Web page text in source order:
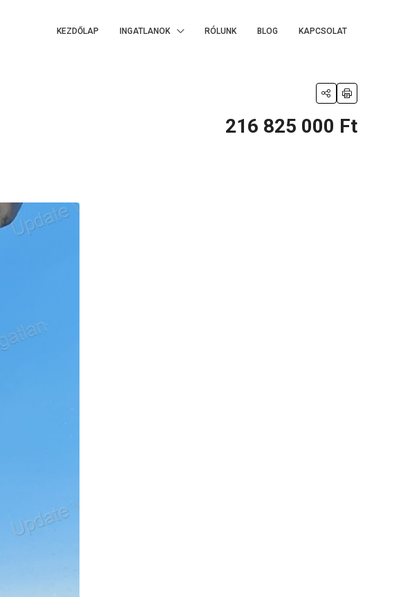
KEZDŐLAP INGATLANOK RÓLUNK BLOG KAPCSOLAT
216 825 000 Ft